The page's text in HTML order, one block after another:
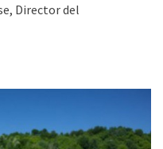
Director del